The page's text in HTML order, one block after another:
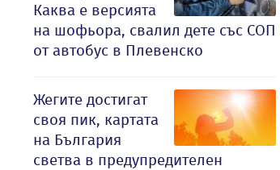
Каква е версията
на шофьора, свалил дете със СОП
от автобус в Плевенско
Жегите достигат
своя пик, картата
на България
светва в предупредителен